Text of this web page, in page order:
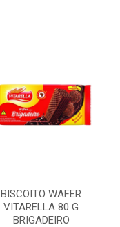
BISCOITO WAFER
VITARELLA 80 G
BRIGADEIRO